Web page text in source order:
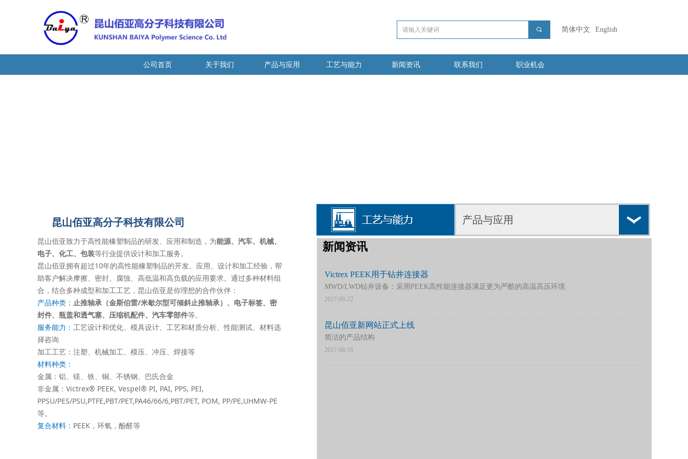
끠 简体中文 English
公司首页 关于我们 产品与应用 工艺与能力 新闻资讯 联系我们 职业机会
昆山佰亚高分子科技有限公司
昆山佰亚致力于高性能橡塑制品的研发、应用和制造，为能源、 汽车、 机械、
电子、 化工、 包装等行业提供设计和加工服务。
昆山佰亚拥有超过10年的高性能橡塑制品的开发、应用、设计和加工经验，帮
助客户解决摩擦、密封、腐蚀、高低温和高负载的应用要求。通过多种材料组
合，结合多种成型和加工工艺，昆山佰亚是你理想的合作伙伴：
产品种类： 止推轴承（金斯伯雷/米歇尔型可倾斜止推轴承） 、 电子标签、 密
封件、 瓶盖和透气塞、 压缩机配件、 汽车零部件等。
服务能力： 工艺设计和优化、模具设计、工艺和材质分析、性能测试、材料选
择咨询
加工工艺：注塑、机械加工、模压、冲压、焊接等
材料种类：
金属：铝、镁、铁、铜、不锈钢、巴氏合金
非金属：Victrex® PEEK, Vespel® PI, PAI, PPS, PEI,
PPSU/PES/PSU,PTFE,PBT/PET,PA46/66/6,PBT/PET, POM, PP/PE,UHMW-PE
等。
复合材料： PEEK，环氧，酚醛等
产品与应用
新闻资讯
Victrex PEEK用于钻井连接器
MWD/LWD钻井设备：采用PEEK高性能连接器满足更为严酷的高温高压环境
2017-09-22
昆山佰亚新网站正式上线
简洁的产品结构
2017-08-18